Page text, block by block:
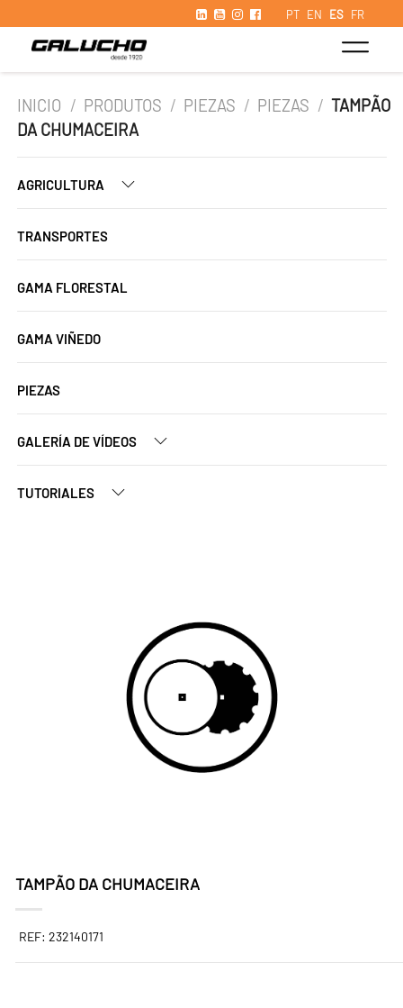
PT EN ES FR
INICIO / PRODUTOS / PIEZAS / PIEZAS / TAMPÃO
DA CHUMACEIRA
AGRICULTURA
TRANSPORTES
GAMA FLORESTAL
GAMA VIÑEDO
PIEZAS
GALERÍA DE VÍDEOS
TUTORIALES
TAMPÃO DA CHUMACEIRA
REF: 232140171